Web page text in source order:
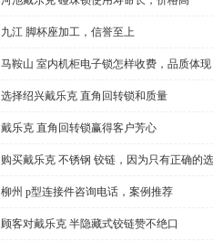
九江 脚杯座加工，信誉至上
马鞍山 室内机柜电子锁怎样收费，品质体现
选择绍兴戴乐克 直角回转锁和质量
戴乐克 直角回转锁赢得客户芳心
购买戴乐克 不锈钢 铰链，因为只有正确的
柳州 p型连接件咨询电话，案例推荐
顾客对戴乐克 半隐藏式铰链赞不绝口